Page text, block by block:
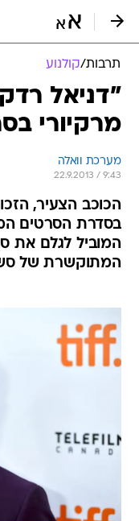
תרבות/קולנוע
"דניאל
מרקיורי
מערכת וואלה
22.9.2013 / 9:43
הכוכב הצעיר,
בסדרת הסרטים
המוביל לגלם את
המתוקשרת של